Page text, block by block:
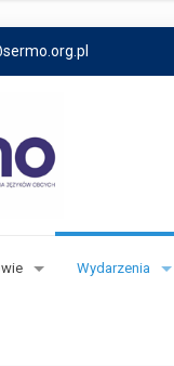
Wydarzenia